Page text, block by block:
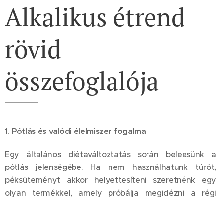
Alkalikus étrend
rövid
összefoglalója
1. Pótlás és valódi élelmiszer fogalmai
Egy általános diétaváltoztatás során beleesünk a
pótlás jelenségébe. Ha nem használhatunk túrót,
péksüteményt akkor helyettesíteni szeretnénk egy
olyan termékkel, amely próbálja megidézni a régi